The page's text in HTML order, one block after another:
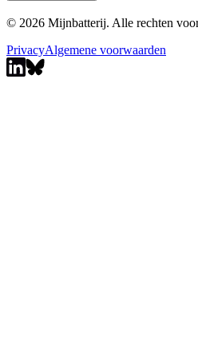
© 2026 Mijnbatterij. Alle rechten
PrivacyAlgemene voorwaarden